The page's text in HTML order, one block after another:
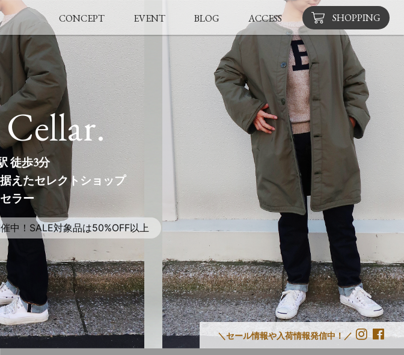
CONCEPT EVENT BLOG ACCESS SHOPPING
徒歩3分
えたセレクトショップ
ラー
中！SALE対象品は50%OFF以上
＼セール情報や入荷情報発信中！／